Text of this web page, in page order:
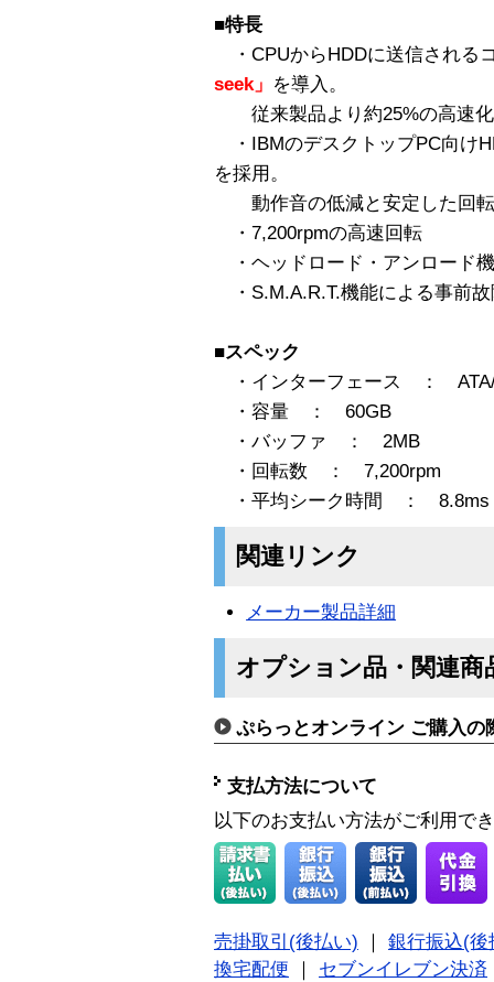
■特長
・CPUからHDDに送信される
seek」 を導入。
従来製品より約25%の高速化
・IBMのデスクトップPC向け
を採用。
動作音の低減と安定した回転
・7,200rpmの高速回転
・ヘッドロード・アンロード
・S.M.A.R.T.機能による事前
■スペック
・インターフェース ：
・容量 ： 60GB
・バッファ ： 2MB
・回転数 ： 7,200rpm
・平均シーク時間 ： 8.8ms
関連リンク
メーカー製品詳細
オプション品・関連商
ぷらっとオンライン ご購入の
支払方法について
以下のお支払い方法がご利用で
売掛取引(後払い)
銀行振込(後
換宅配便
セブンイレブン決済